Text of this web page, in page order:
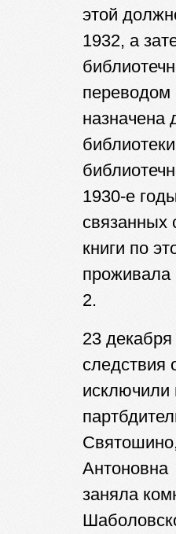
этой
1932, а
переводом
назначена
1930-е
связанных
книги по
проживала
2.
23
следствия
исключили
Антоновна
заняла